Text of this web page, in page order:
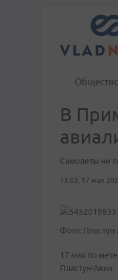
В
Самолеты не
13:03, 17 мая
Фото:
17 мая по
Пластун-Авиа.